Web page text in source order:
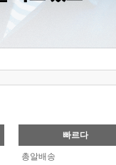
빠르다
총알배송